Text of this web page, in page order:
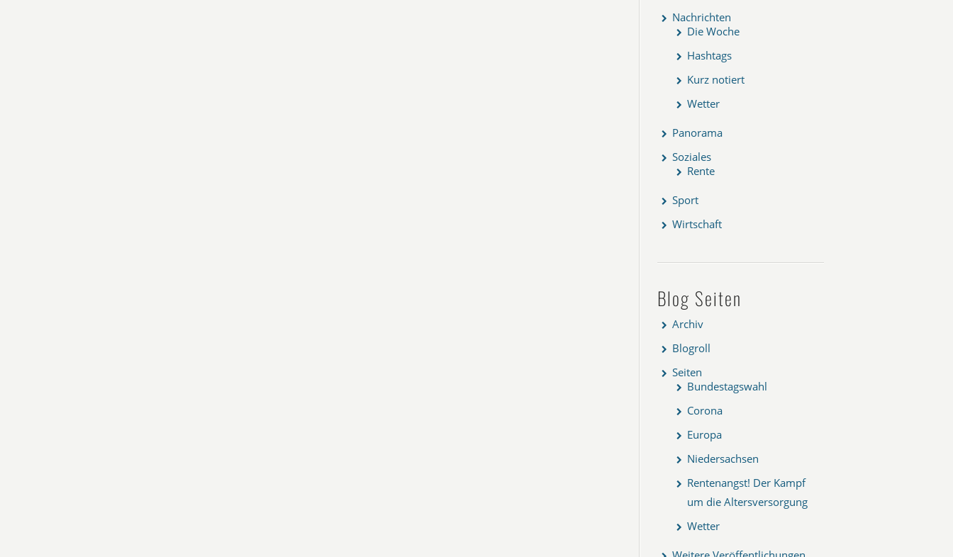
Nachrichten
Die Woche
Hashtags
Kurz notiert
Wetter
Panorama
Soziales
Rente
Sport
Wirtschaft
Blog Seiten
Archiv
Blogroll
Seiten
Bundestagswahl
Corona
Europa
Niedersachsen
Rentenangst! Der Kampf
um die Altersversorgung
Wetter